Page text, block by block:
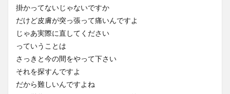
掛かってないじゃないですか
だけど皮膚が突っ張って痛いんですよ
じゃあ実際に直してください
っていうことは
さっきと今の間をやって下さい
それを探すんですよ
だから難しいんですよね